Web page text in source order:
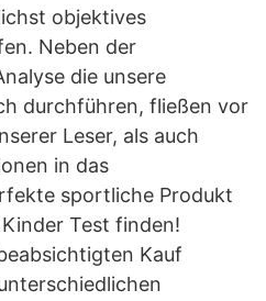
objektives
Neben der
die unsere
durchführen, fließen vor
Leser, als auch
in das
sportliche Produkt
Test finden!
Kauf